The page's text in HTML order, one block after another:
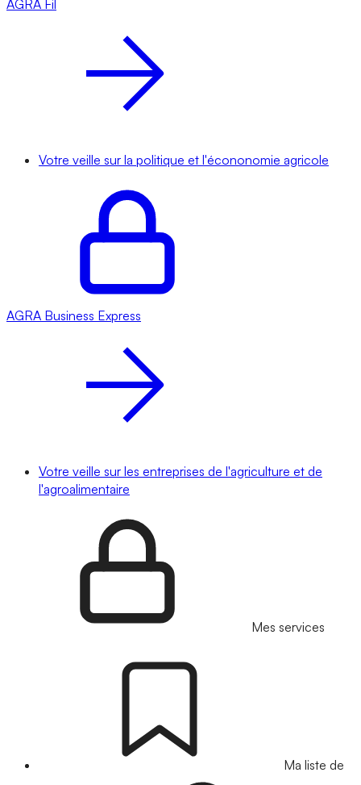
AGRA Fil
Votre veille sur la politique et l'écononomie agricole
AGRA Business Express
Votre veille sur les entreprises de l'agriculture et de
l'agroalimentaire
Mes services
Ma liste de